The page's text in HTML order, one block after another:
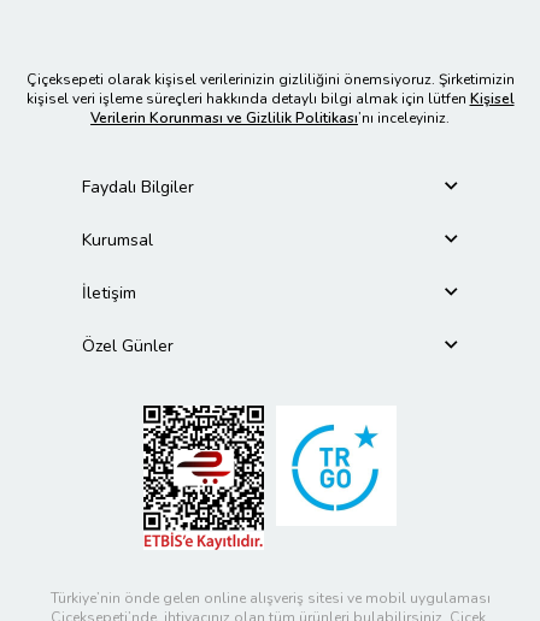
Çiçeksepeti olarak kişisel verilerinizin gizliliğini önemsiyoruz. Şirketimizin
kişisel veri işleme süreçleri hakkında detaylı bilgi almak için lütfen Kişisel
Verilerin Korunması ve Gizlilik Politikası’nı inceleyiniz.
Faydalı Bilgiler
Kurumsal
İletişim
Özel Günler
Türkiye’nin önde gelen online alışveriş sitesi ve mobil uygulaması